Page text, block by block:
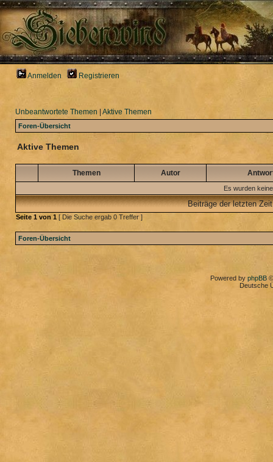
Anmelden Registrieren
Unbeantwortete Themen Aktive Themen
Foren-Übersicht
Aktive Themen
Themen Autor
Es wurden
Beiträge der letzten
Seite 1 von 1 [ Die Suche ergab 0 Treffer ]
Foren-Übersicht
Powered by phpBB
Deutsche